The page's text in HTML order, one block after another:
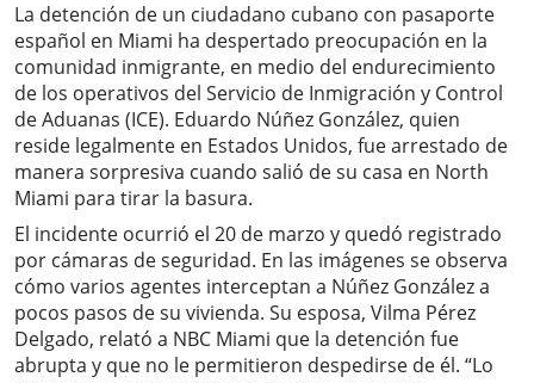
La detención de un ciudadano cubano con pasaporte
español en Miami ha despertado preocupación en la
comunidad inmigrante, en medio del endurecimiento
de los operativos del Servicio de Inmigración y Control
de Aduanas (ICE). Eduardo Núñez González, quien
reside legalmente en Estados Unidos, fue arrestado de
manera sorpresiva cuando salió de su casa en North
Miami para tirar la basura.
El incidente ocurrió el 20 de marzo y quedó registrado
por cámaras de seguridad. En las imágenes se observa
cómo varios agentes interceptan a Núñez González a
pocos pasos de su vivienda. Su esposa, Vilma Pérez
Delgado, relató a NBC Miami que la detención fue
abrupta y que no le permitieron despedirse de él. “Lo